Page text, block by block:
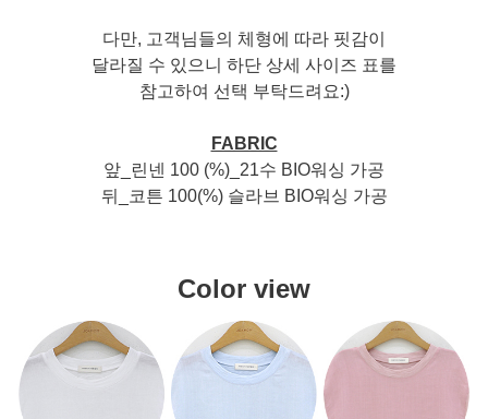
다만, 고객님들의 체형에 따라 핏감이
달라질 수 있으니 하단 상세 사이즈 표를
참고하여 선택 부탁드려요:)
FABRIC
앞_린넨 100 (%)_21수 BIO워싱 가공
뒤_코튼 100(%) 슬라브 BIO워싱 가공
Color view